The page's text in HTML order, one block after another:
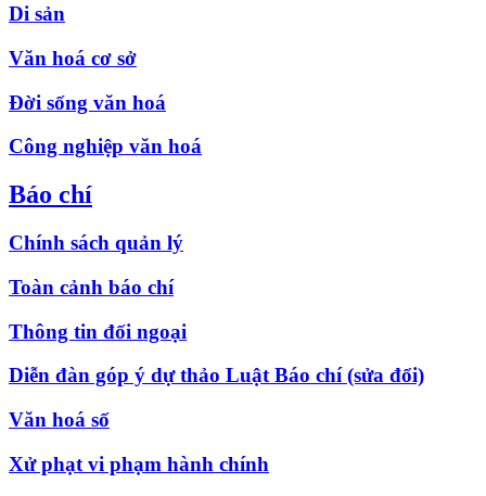
Di sản
Văn hoá cơ sở
Đời sống văn hoá
Công nghiệp văn hoá
Báo chí
Chính sách quản lý
Toàn cảnh báo chí
Thông tin đối ngoại
Diễn đàn góp ý dự thảo Luật Báo chí (sửa đổi)
Văn hoá số
Xử phạt vi phạm hành chính